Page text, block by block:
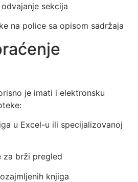
sekcija
na police sa opisom sadržaja
je imati i elektronsku
u Excel-u ili specijalizovanoj
za brži pregled
knjiga